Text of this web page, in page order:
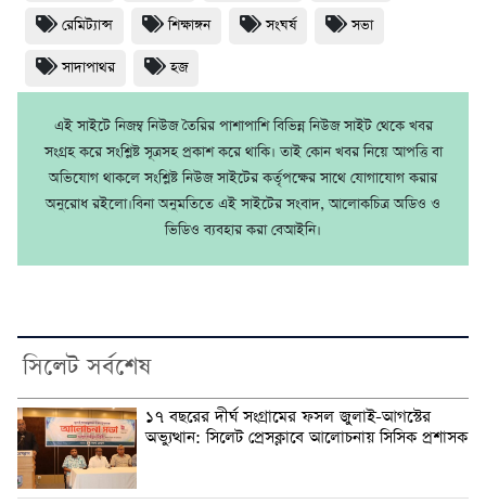
রেমিট্যান্স শিক্ষাঙ্গন সংঘর্ষ সভা
সাদাপাথর হজ
এই সাইটে নিজম্ব নিউজ তৈরির পাশাপাশি বিভিন্ন নিউজ সাইট থেকে খবর
সংগ্রহ করে সংশ্লিষ্ট সূত্রসহ প্রকাশ করে থাকি। তাই কোন খবর নিয়ে আপত্তি বা
অভিযোগ থাকলে সংশ্লিষ্ট নিউজ সাইটের কর্তৃপক্ষের সাথে যোগাযোগ করার
অনুরোধ রইলো।বিনা অনুমতিতে এই সাইটের সংবাদ, আলোকচিত্র অডিও ও
ভিডিও ব্যবহার করা বেআইনি।
সিলেট সর্বশেষ
১৭ বছরের দীর্ঘ সংগ্রামের ফসল জুলাই-আগস্টের
অভ্যুত্থান: সিলেট প্রেসক্লাবে আলোচনায় সিসিক প্রশাসক